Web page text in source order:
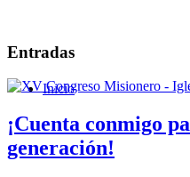
Inicio
Entradas
¡Cuenta conmigo
generación!